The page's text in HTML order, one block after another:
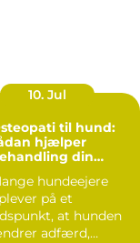
10. Jul
til hund:
hjælper
din
hundeejere
på et
at hunden
adfærd,